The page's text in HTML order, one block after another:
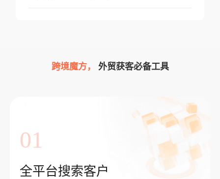
跨境魔方， 外贸获客必备工具
01
全平台搜索客户